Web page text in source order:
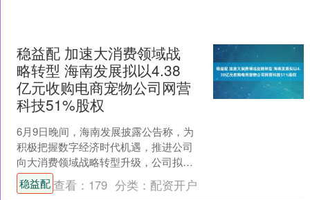
稳益配 加速大消费领域战
略转型 海南发展拟以4.38
亿元收购电商宠物公司网营
科技51%股权
6月9日晚间，海南发展披露公告称，为
积极把握数字经济时代机遇，推进公司
向大消费领域战略转型升级，公司拟以
现金方式收购付元元、胡锡光、宁波长
流投资管理合伙企业（有....
稳益配查看： 179 分类： 配资开户